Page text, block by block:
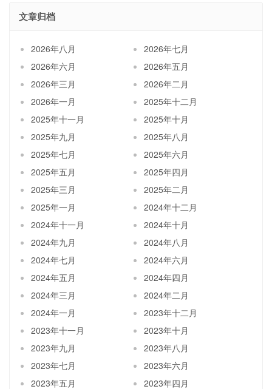
文章归档
2026年八月
2026年七月
2026年六月
2026年五月
2026年三月
2026年二月
2026年一月
2025年十二月
2025年十一月
2025年十月
2025年九月
2025年八月
2025年七月
2025年六月
2025年五月
2025年四月
2025年三月
2025年二月
2025年一月
2024年十二月
2024年十一月
2024年十月
2024年九月
2024年八月
2024年七月
2024年六月
2024年五月
2024年四月
2024年三月
2024年二月
2024年一月
2023年十二月
2023年十一月
2023年十月
2023年九月
2023年八月
2023年七月
2023年六月
2023年五月
2023年四月